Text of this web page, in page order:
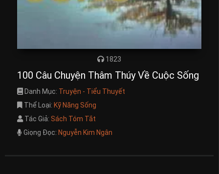
1823
100 Câu Chuyện Thâm Thúy Về Cuộc Sống
Danh Mục: Truyện - Tiểu Thuyết
Thể Loại: Kỹ Năng Sống
Tác Giả: Sách Tóm Tắt
Giọng Đọc: Nguyễn Kim Ngân